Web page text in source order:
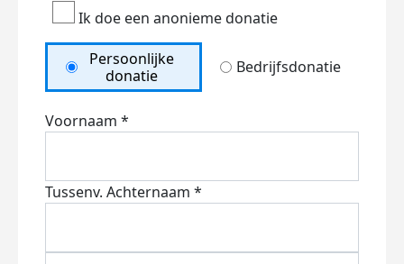
Ik doe een anonieme donatie
Persoonlijke
donatie
Bedrijfsdonatie
Voornaam *
Tussenv. Achternaam *